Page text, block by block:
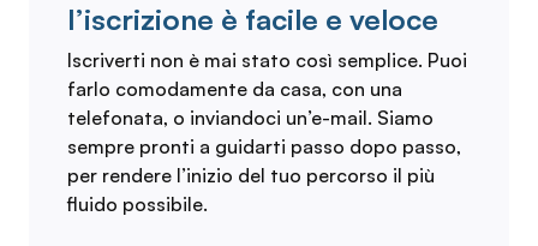
l’iscrizione è facile e veloce
Iscriverti non è mai stato così semplice. Puoi
farlo comodamente da casa, con una
telefonata, o inviandoci un’e-mail. Siamo
sempre pronti a guidarti passo dopo passo,
per rendere l’inizio del tuo percorso il più
fluido possibile.